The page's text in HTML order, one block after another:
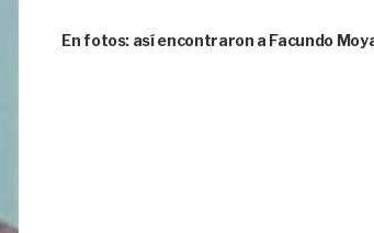
En fotos: así encontraron a Facundo